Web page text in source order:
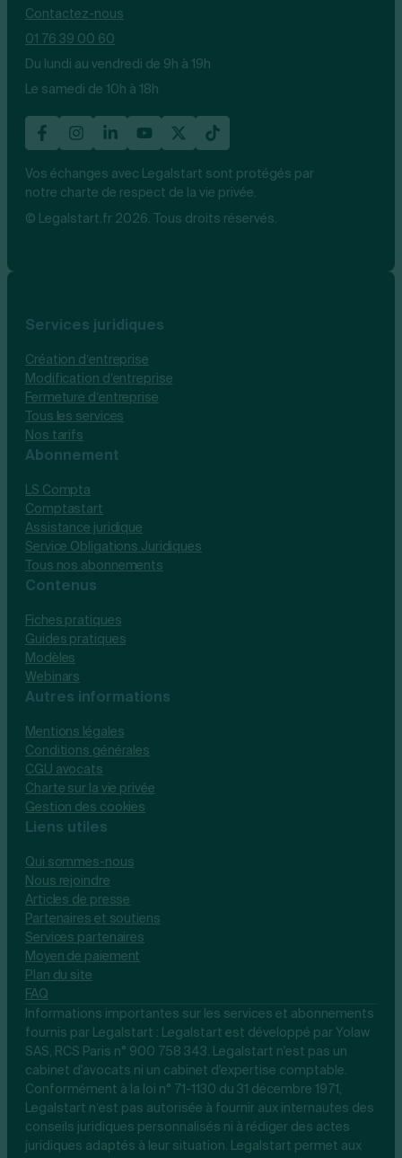
Contactez-nous
01 76 39 00 60
Du lundi au vendredi de 9h à 19h
Le samedi de 10h à 18h
Vos échanges avec Legalstart sont protégés par
notre charte de respect de la vie privée.
© Legalstart.fr 2026. Tous droits réservés.
Services juridiques
Création d’entreprise
Modification d’entreprise
Fermeture d’entreprise
Tous les services
Nos tarifs
Abonnement
LS Compta
Comptastart
Assistance juridique
Service Obligations Juridiques
Tous nos abonnements
Contenus
Fiches pratiques
Guides pratiques
Modèles
Webinars
Autres informations
Mentions légales
Conditions générales
CGU avocats
Charte sur la vie privée
Gestion des cookies
Liens utiles
Qui sommes-nous
Nous rejoindre
Articles de presse
Partenaires et soutiens
Services partenaires
Moyen de paiement
Plan du site
FAQ
Informations importantes sur les services et abonnements
fournis par Legalstart : Legalstart est développé par Yolaw
SAS, RCS Paris n° 900 758 343. Legalstart n'est pas un
cabinet d'avocats ni un cabinet d'expertise comptable.
Conformément à la loi n° 71-1130 du 31 décembre 1971,
Legalstart n’est pas autorisée à fournir aux internautes des
conseils juridiques personnalisés ni à rédiger des actes
juridiques adaptés à leur situation. Legalstart permet aux